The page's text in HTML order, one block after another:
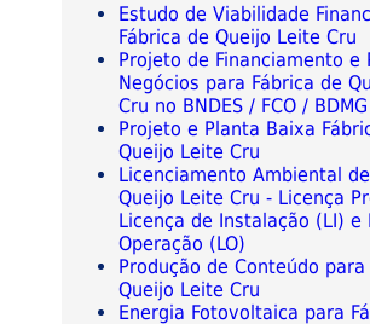
Estudo de Viabilidade
Fábrica de Queijo Leite Cru
Projeto de Financiamento e
Negócios para Fábrica de
Cru no BNDES / FCO /
Projeto e Planta Baixa
Queijo Leite Cru
Licenciamento Ambiental
Queijo Leite Cru - Licença
Licença de Instalação (LI) e
Operação (LO)
Produção de Conteúdo para
Queijo Leite Cru
Energia Fotovoltaica para